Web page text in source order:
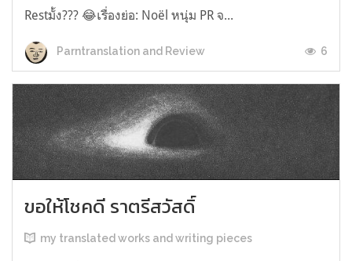
Restมั้ง??? 😂เรื่องย่อ: Noël หนุ่ม PR จ...
Parntranslation and Review 6
ขอให้โชคดี ราตรีสวัสดิ์
my translated works and writing pieces